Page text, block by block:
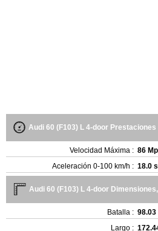
Audi 60 (F103) L 4-door Prestaciones
Velocidad Máxima : 86
Aceleración 0-100 km/h : 18.0 s
Audi 60 (F103) L 4-door
Batalla : 98.03
Largo :